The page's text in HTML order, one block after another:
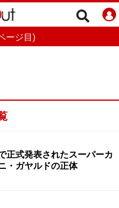
ージ目)
正式発表されたスーパーカ
・ガヤルドの正体